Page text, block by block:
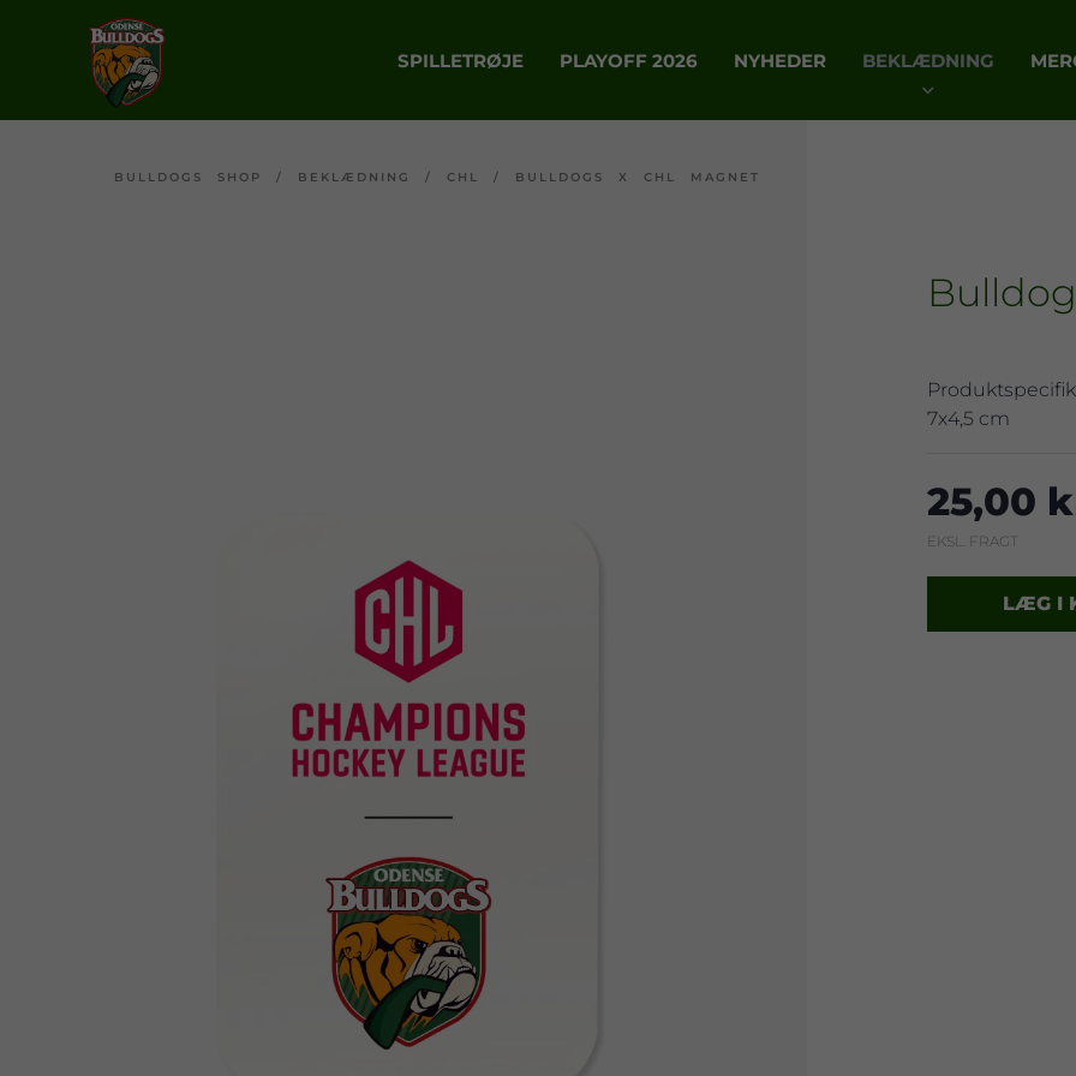
SPILLETRØJE PLAYOFF 2026 NYHEDER BEKLÆDNING
BULLDOGS SHOP / BEKLÆDNING /CHL/ BULLDOGS X CHL MAGNET
7x4,5 cm
25,00
EKSL. FRAGT
LÆG I